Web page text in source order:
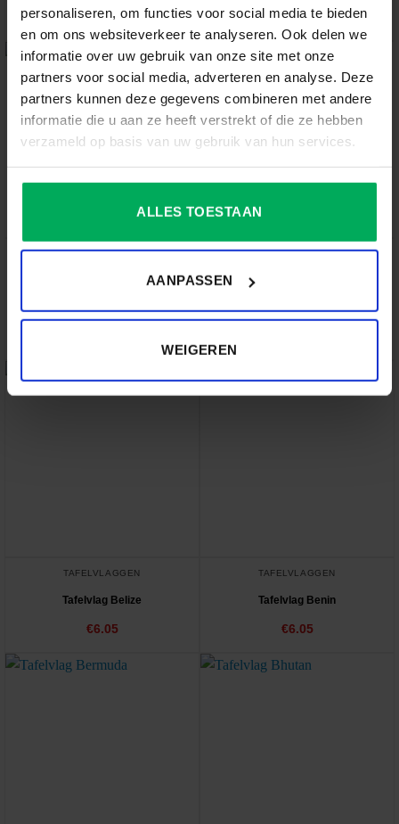
personaliseren, om functies voor social media te bieden
en om ons websiteverkeer te analyseren. Ook delen we
informatie over uw gebruik van onze site met onze
partners voor social media, adverteren en analyse. Deze
partners kunnen deze gegevens combineren met andere
informatie die u aan ze heeft verstrekt of die ze hebben
verzameld op basis van uw gebruik van hun services.
ALLES TOESTAAN
AANPASSEN
WEIGEREN
€6.05 €6.05
TAFELVLAGGEN
Tafelvlag Barbados
TAFELVLAGGEN
TAFELVLAGGEN
Tafelvlag Belize
€6.05
TAFELVLAGGEN
Tafelvlag Benin
€6.05